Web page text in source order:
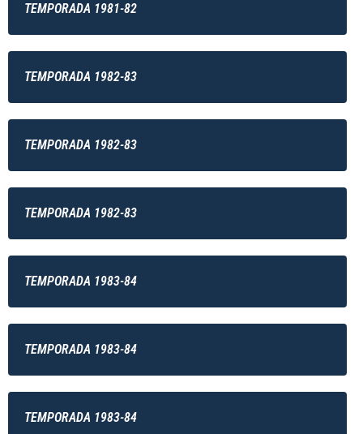
TEMPORADA 1981-82
TEMPORADA 1982-83
TEMPORADA 1982-83
TEMPORADA 1982-83
TEMPORADA 1983-84
TEMPORADA 1983-84
TEMPORADA 1983-84